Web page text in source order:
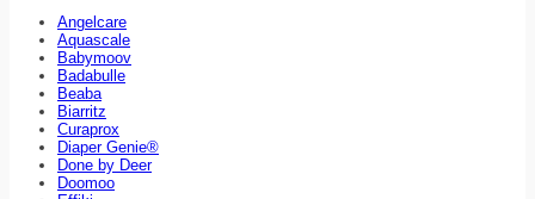
Angelcare
Aquascale
Babymoov
Badabulle
Beaba
Biarritz
Curaprox
Diaper Genie®
Done by Deer
Doomoo